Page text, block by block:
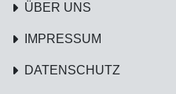
ÜBER UNS
IMPRESSUM
DATENSCHUTZ